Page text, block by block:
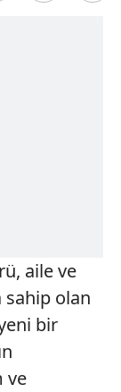
aile ve
olan
bir
ve